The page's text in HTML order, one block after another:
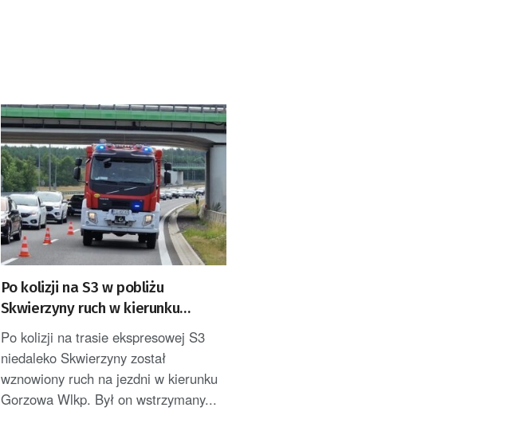
Po kolizji na S3 w pobliżu
Skwierzyny ruch w kierunku
Gorzowa Wlkp. jednym pasem
Po kolizji na trasie ekspresowej S3
niedaleko Skwierzyny został
wznowiony ruch na jezdni w kierunku
Gorzowa Wlkp. Był on wstrzymany...